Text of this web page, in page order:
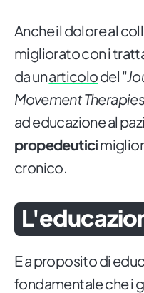
Anche il dolore al
migliorato con i
da unarticolodel "
Movement
ad educazione al
propedeutici
cronico.
E a proposito di
fondamentale che i